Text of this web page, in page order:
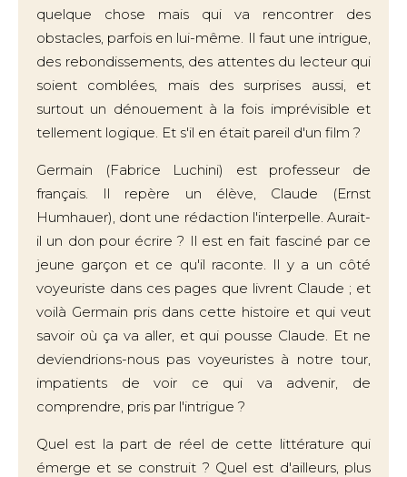
quelque chose mais qui va rencontrer des
obstacles, parfois en lui-même. Il faut une intrigue,
des rebondissements, des attentes du lecteur qui
soient comblées, mais des surprises aussi, et
surtout un dénouement à la fois imprévisible et
tellement logique. Et s'il en était pareil d'un film ?
Germain (Fabrice Luchini) est professeur de
français. Il repère un élève, Claude (Ernst
Humhauer), dont une rédaction l'interpelle. Aurait-
il un don pour écrire ? Il est en fait fasciné par ce
jeune garçon et ce qu'il raconte. Il y a un côté
voyeuriste dans ces pages que livrent Claude ; et
voilà Germain pris dans cette histoire et qui veut
savoir où ça va aller, et qui pousse Claude. Et ne
deviendrions-nous pas voyeuristes à notre tour,
impatients de voir ce qui va advenir, de
comprendre, pris par l'intrigue ?
Quel est la part de réel de cette littérature qui
émerge et se construit ? Quel est d'ailleurs, plus